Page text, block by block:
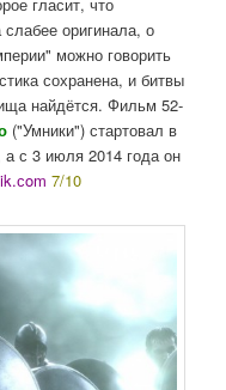
слабее оригинала, о
можно говорить
сохранена, и битвы
найдётся. Фильм 52-
("Умники") стартовал в
а с 3 июля 2014 года он
7/10